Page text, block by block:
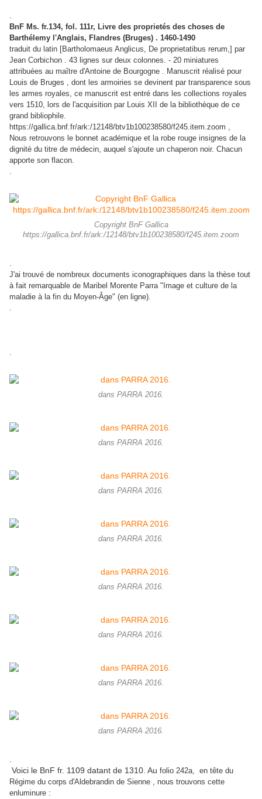
BnF Ms. fr.134, fol. 111r, Livre des proprietés des choses de
Barthélemy l'Anglais, Flandres (Bruges) . 1460-1490
traduit du latin [Bartholomaeus Anglicus, De proprietatibus rerum,] par
Jean Corbichon . 43 lignes sur deux colonnes. - 20 miniatures
attribuées au maître d'Antoine de Bourgogne . Manuscrit réalisé pour
Louis de Bruges , dont les armoiries se devinent par transparence sous
les armes royales, ce manuscrit est entré dans les collections royales
vers 1510, lors de l'acquisition par Louis XII de la bibliothèque de ce
grand bibliophile.
https://gallica.bnf.fr/ark:/12148/btv1b100238580/f245.item.zoom ,
Nous retrouvons le bonnet académique et la robe rouge insignes de la
dignité du titre de médecin, auquel s'ajoute un chaperon noir. Chacun
apporte son flacon.
.
Copyright BnF Gallica
https://gallica.bnf.fr/ark:/12148/btv1b100238580/f245.item.zoom
.
J'ai trouvé de nombreux documents iconographiques dans la thèse tout
à fait remarquable de Maribel Morente Parra "Image et culture de la
maladie à la fin du Moyen-Âge" (en ligne).
.
.
dans PARRA 2016.
dans PARRA 2016.
dans PARRA 2016.
dans PARRA 2016.
dans PARRA 2016.
dans PARRA 2016.
dans PARRA 2016.
dans PARRA 2016.
Voici le BnF fr. 1109 datant de 1310. Au folio 242a, en tête du
Régime du corps d'Aldebrandin de Sienne , nous trouvons cette
enluminure :